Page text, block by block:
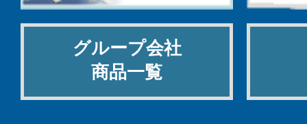
グループ会社
商品一覧